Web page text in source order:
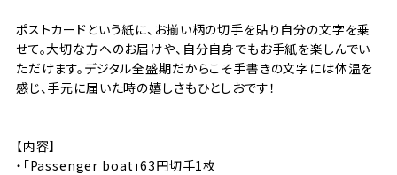
ポストカードという紙に、お揃い柄の切手を貼り自分の文字を乗
せて。大切な方へのお届けや、自分自身でもお手紙を楽しんでい
ただけます。デジタル全盛期だからこそ手書きの文字には体温を
感じ、手元に届いた時の嬉しさもひとしおです！
【内容】
・「Passenger boat」63円切手1枚